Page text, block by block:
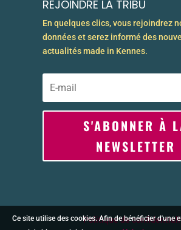
REJOINDRE LA TRIBU
En quelques clics, vous rejoindrez
données et serez informé des
actualités made in Kennes.
S'ABONNER À
NEWSLETTER
Politique de
Ce site utilise des cookies. Afin de bénéficier d'une